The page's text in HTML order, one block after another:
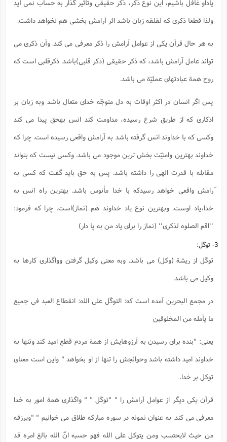
یاداو غافل باشیم، این نوع ذکر، ذکر حقیقی وتأثیر گذار به حساب نمی آید
ولذا قطعا ذکری که لقلقه زبان باشد اثر آرامش بخشی هم نخواهد داشت.
به هر حال قرآن یکی از عوامل آرامش را ذکر معرفی می کند. وآن ذکری می
تواند عامل آرامش باشد، که ذکر حقیقی (ذکر قلبی)باشد. ذکرقلبی است که
روح همة عبادتهای عملیّة می باشد.
پس اگر انسان در اکثر اوقات به دل متوجّه خدای متعال باشد وبه زبان بر
اذکاری که از طریق شرع رسیده، مداومت کند انس بهحق پیدا می کند
وکسی که با خداوند انس گرفته باشد به آرامش واقعی رسیده است. چرا که
خداوند بهترین وامنیّت بخش ترین موجود می باشد. وکسی نیست که بتواند
مقابله با قدرت الهی را داشته باشد. پس به حق باید گفت که کسی به
ّرامش واقعی خواهد رسیدکه با خدا مأنوس باشد. بهترین راه انس به
خدا،یاد اوست. وبهترین نوع یاد خداوند هم (نماز)است. چرا که فرمود:
''اقم الصلوه لذکری'' (نماز را برای یاد من به پا دار)
3- توکّل:
توکّل از ریشة (وکل) می باشد. وبه معنی وکیل گرفتن وواگذاری کارها به
وکیل می باشد.
در مجمع البحرین آمده است که: التوکّل علی الله: انقطاع العبد فی جمیع
ما یأمله من المخلوقین
یعنی: "بنده برای رسیدن به آرزوهایش از همة مردم قطع امید کند وتنها به
خداوند امید داشته باشد وحوائجش را تنها از او بخواهد " واین است معنای
توکل بر خدا.
قرآن یکی دیگر از عوامل آرامش را " "توکّل " " واگذاری همة امور به خدا
معرفی می کند. به عنوان نمونه در سوره مبارکه طلاق می خوانیم " "ویرزقه
من حیث لایحتسب ومن یتوکل علی الله فهو حسبه انّ الله بالغ امره قد